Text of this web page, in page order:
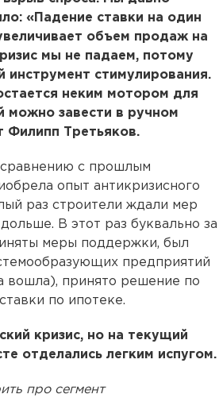
«Падение ставки на один
объем продаж на
мы не падаем, потому
инструмент стимулирования.
неким мотором для
можно завести в ручном
Филипп Третьяков.
сравнению с прошлым
опыт антикризисного
раз строители ждали мер
В этот раз буквально за
меры поддержки, был
предприятий
принято решение по
по ипотеке.
кризис, но на текущий
отделались легким испугом.
про сегмент